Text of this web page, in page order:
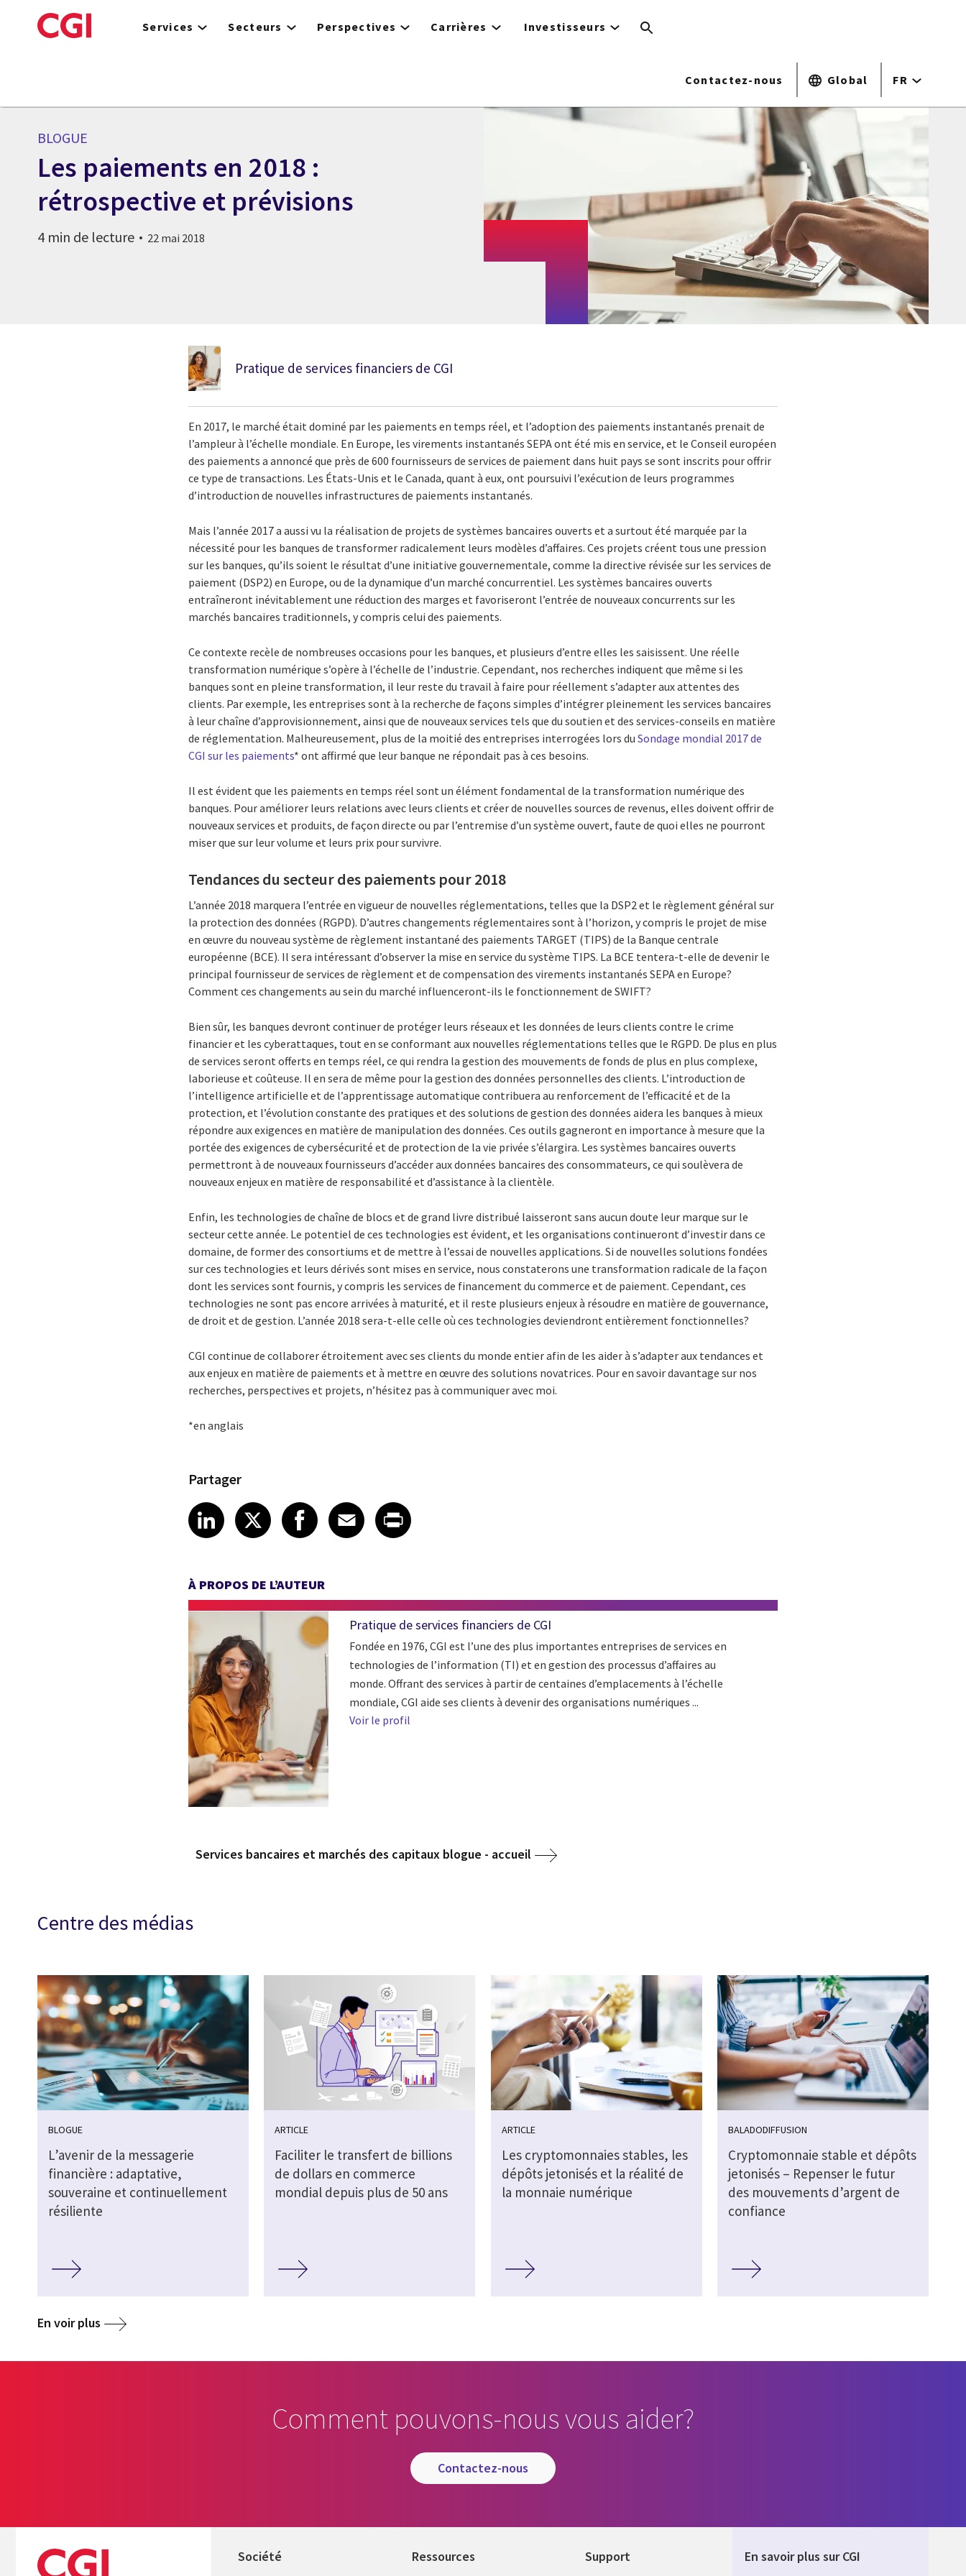
to
Services Secteurs Perspectives Carrières Investisseurs
Contactez-nous Global FR
BLOGUE
Les paiements en 2018 :
rétrospective et prévisions
4 min de lecture 22 mai 2018
Pratique de services financiers de CGI
En 2017, le marché était dominé par les paiements en temps réel, et l’adoption des paiements instantanés prenait de
l’ampleur à l’échelle mondiale. En Europe, les virements instantanés SEPA ont été mis en service, et le Conseil européen
des paiements a annoncé que près de 600 fournisseurs de services de paiement dans huit pays se sont inscrits pour offrir
ce type de transactions. Les États-Unis et le Canada, quant à eux, ont poursuivi l’exécution de leurs programmes
d’introduction de nouvelles infrastructures de paiements instantanés.
Mais l’année 2017 a aussi vu la réalisation de projets de systèmes bancaires ouverts et a surtout été marquée par la
nécessité pour les banques de transformer radicalement leurs modèles d’affaires. Ces projets créent tous une pression
sur les banques, qu’ils soient le résultat d’une initiative gouvernementale, comme la directive révisée sur les services de
paiement (DSP2) en Europe, ou de la dynamique d’un marché concurrentiel. Les systèmes bancaires ouverts
entraîneront inévitablement une réduction des marges et favoriseront l’entrée de nouveaux concurrents sur les
marchés bancaires traditionnels, y compris celui des paiements.
Ce contexte recèle de nombreuses occasions pour les banques, et plusieurs d’entre elles les saisissent. Une réelle
transformation numérique s’opère à l’échelle de l’industrie. Cependant, nos recherches indiquent que même si les
banques sont en pleine transformation, il leur reste du travail à faire pour réellement s’adapter aux attentes des
clients. Par exemple, les entreprises sont à la recherche de façons simples d’intégrer pleinement les services bancaires
à leur chaîne d’approvisionnement, ainsi que de nouveaux services tels que du soutien et des services-conseils en matière
de réglementation. Malheureusement, plus de la moitié des entreprises interrogées lors duSondage mondial 2017 de
CGI sur les paiements* ont affirmé que leur banque ne répondait pas à ces besoins.
Il est évident que les paiements en temps réel sont un élément fondamental de la transformation numérique des
banques. Pour améliorer leurs relations avec leurs clients et créer de nouvelles sources de revenus, elles doivent offrir de
nouveaux services et produits, de façon directe ou par l’entremise d’un système ouvert, faute de quoi elles ne pourront
miser que sur leur volume et leurs prix pour survivre.
Tendances du secteur des paiements pour 2018
L’année 2018 marquera l’entrée en vigueur de nouvelles réglementations, telles que la DSP2 et le règlement général sur
la protection des données (RGPD). D’autres changements réglementaires sont à l’horizon, y compris le projet de mise
en œuvre du nouveau système de règlement instantané des paiements TARGET (TIPS) de la Banque centrale
européenne (BCE). Il sera intéressant d’observer la mise en service du système TIPS. La BCE tentera-t-elle de devenir le
principal fournisseur de services de règlement et de compensation des virements instantanés SEPA en Europe?
Comment ces changements au sein du marché influenceront-ils le fonctionnement de SWIFT?
Bien sûr, les banques devront continuer de protéger leurs réseaux et les données de leurs clients contre le crime
financier et les cyberattaques, tout en se conformant aux nouvelles réglementations telles que le RGPD. De plus en plus
de services seront offerts en temps réel, ce qui rendra la gestion des mouvements de fonds de plus en plus complexe,
laborieuse et coûteuse. Il en sera de même pour la gestion des données personnelles des clients. L’introduction de
l’intelligence artificielle et de l’apprentissage automatique contribuera au renforcement de l’efficacité et de la
protection, et l’évolution constante des pratiques et des solutions de gestion des données aidera les banques à mieux
répondre aux exigences en matière de manipulation des données. Ces outils gagneront en importance à mesure que la
portée des exigences de cybersécurité et de protection de la vie privée s’élargira. Les systèmes bancaires ouverts
permettront à de nouveaux fournisseurs d’accéder aux données bancaires des consommateurs, ce qui soulèvera de
nouveaux enjeux en matière de responsabilité et d’assistance à la clientèle.
Enfin, les technologies de chaîne de blocs et de grand livre distribué laisseront sans aucun doute leur marque sur le
secteur cette année. Le potentiel de ces technologies est évident, et les organisations continueront d’investir dans ce
domaine, de former des consortiums et de mettre à l’essai de nouvelles applications. Si de nouvelles solutions fondées
sur ces technologies et leurs dérivés sont mises en service, nous constaterons une transformation radicale de la façon
dont les services sont fournis, y compris les services de financement du commerce et de paiement. Cependant, ces
technologies ne sont pas encore arrivées à maturité, et il reste plusieurs enjeux à résoudre en matière de gouvernance,
de droit et de gestion. L’année 2018 sera-t-elle celle où ces technologies deviendront entièrement fonctionnelles?
CGI continue de collaborer étroitement avec ses clients du monde entier afin de les aider à s’adapter aux tendances et
aux enjeux en matière de paiements et à mettre en œuvre des solutions novatrices. Pour en savoir davantage sur nos
recherches, perspectives et projets, n’hésitez pas à communiquer avec moi.
*en anglais
Partager
Share article on LinkedIn
LinkedIn
Share article on X
XShare article on Facebook
Facebook
Share article on Email
Email
Share article on Print
À PROPOS DE L’AUTEUR
Pratique de services financiers de CGI
Fondée en 1976, CGI est l’une des plus importantes entreprises de services en
technologies de l’information (TI) et en gestion des processus d’affaires au
monde. Offrant des services à partir de centaines d’emplacements à l’échelle
mondiale, CGI aide ses clients à devenir des organisations numériques ...
Voir le profil
Services bancaires et marchés des capitaux blogue - accueil
Centre des médias
BLOGUE
L’avenir de la messagerie
financière : adaptative,
souveraine et continuellement
résiliente
ARTICLE
Faciliter le transfert de billions
de dollars en commerce
mondial depuis plus de 50 ans
ARTICLE
Les cryptomonnaies stables, les
dépôts jetonisés et la réalité de
la monnaie numérique
BALADODIFFUSION
Cryptomonnaie stable et dépôts
jetonisés – Repenser le futur
des mouvements d’argent de
confiance
En voir plus
Comment pouvons-nous vous aider?
contactez-nous
Société Ressources Support En savoir plus sur CGI